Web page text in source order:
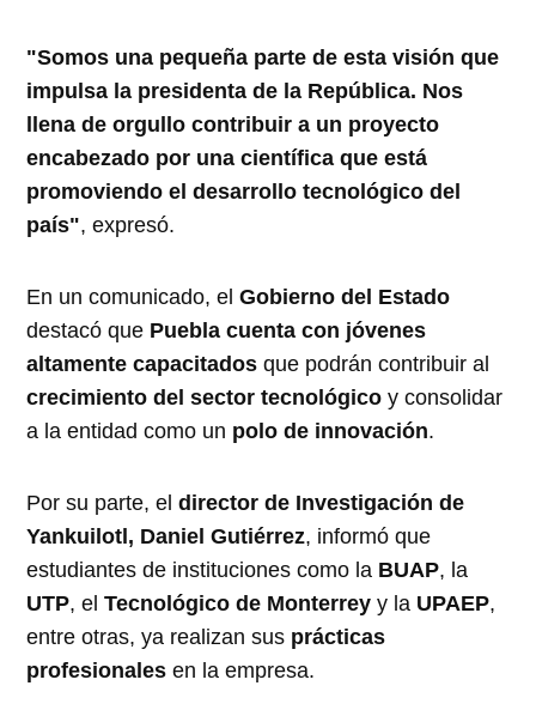
"Somos una pequeña parte de esta visión que
impulsa la presidenta de la República. Nos
llena de orgullo contribuir a un proyecto
encabezado por una científica que está
promoviendo el desarrollo tecnológico del
país", expresó.
En un comunicado, elGobierno del Estado
destacó que Puebla cuenta con jóvenes
altamente capacitados que podrán contribuir al
crecimiento del sector tecnológico y consolidar
a la entidad como un polo de innovación.
Por su parte, eldirector de Investigación de
Yankuilotl, Daniel Gutiérrez, informó que
estudiantes de instituciones como la BUAP, la
UTP, elTecnológico de Monterrey y la UPAEP,
entre otras, ya realizan sus prácticas
profesionales en la empresa.